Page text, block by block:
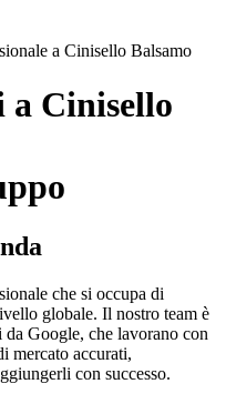
a Cinisello Balsamo
a Cinisello
che si occupa di
globale. Il nostro team è
Google, che lavorano con
mercato accurati,
con successo.